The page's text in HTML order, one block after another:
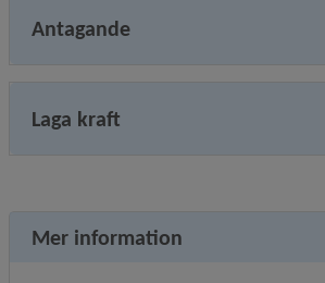
Antagande
Laga kraft
Mer information